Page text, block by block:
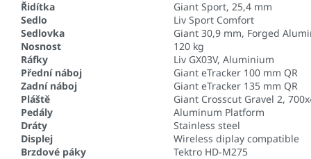
Řidítka
Giant Sport, 25,4 mm
Sedlo
Liv Sport Comfort
Sedlovka
Giant 30,9 mm, Forged
Nosnost
120 kg
Ráfky
Liv GX03V, Aluminium
Přední náboj
Giant eTracker 100 mm QR
Zadní náboj
Giant eTracker 135 mm QR
Pláště
Giant Crosscut Gravel 2,
Pedály
Aluminum Platform
Dráty
Stainless steel
Displej
Wireless diplay compatible
Brzdové páky
Tektro HD-M275